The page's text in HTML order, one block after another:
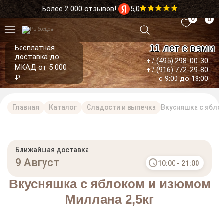
Более 2 000 отзывов! 5,0
Бесплатная
доставка до
МКАД от 5 000
₽
11 лет с вами
+7 (495) 298-00-30
+7 (916) 772-29-80
с 9:00 до 18:00
0 0
Главная Каталог Сладости и выпечка Вкусняшка с
Вкусняшка с яблоком и изюмом
Миллана 2,5кг
Ближайшая доставка
9 Август 10:00 - 21:00